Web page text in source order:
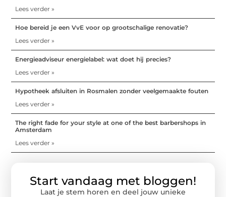
Lees verder »
Hoe bereid je een VvE voor op grootschalige renovatie?
Lees verder »
Energieadviseur energielabel: wat doet hij precies?
Lees verder »
Hypotheek afsluiten in Rosmalen zonder veelgemaakte fouten
Lees verder »
The right fade for your style at one of the best barbershops in
Amsterdam
Lees verder »
Start vandaag met bloggen!
Laat je stem horen en deel jouw unieke